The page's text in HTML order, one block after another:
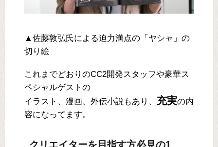
▲佐藤敦弘氏による迫力満点の「ヤシャ」の
切り絵
これまでどおりのCC2開発スタッフや豪華ス
ペシャルゲストの
イラスト、漫画、外伝小説もあり、 充実の内
容になってます。
クリエイターを目指す方必見の1